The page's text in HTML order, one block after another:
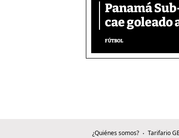
Panamá
cae goleado
FÚTBOL
¿Quiénes somos? Tarifario